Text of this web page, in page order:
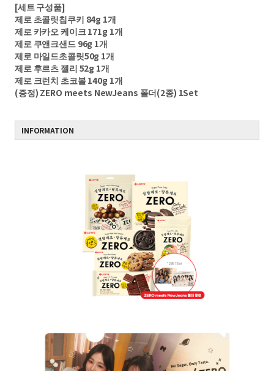
[세트 구성품]
제로 초콜릿칩쿠키 84g 1개
제로 카카오 케이크 171g 1개
제로 쿠앤크샌드 96g 1개
제로 마일드초콜릿50g 1개
제로 후르츠 젤리 52g 1개
제로 크런치 초코볼 140g 1개
(증정) ZERO meets NewJeans 폴더(2종) 1Set
INFORMATION